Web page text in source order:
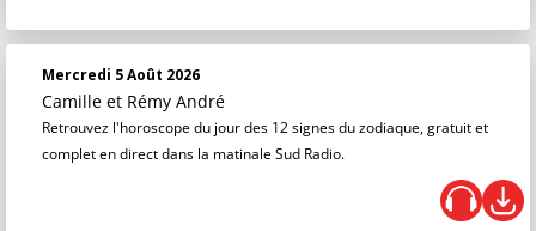
Mercredi 5 Août 2026
Camille et Rémy André
Retrouvez l'horoscope du jour des 12 signes du zodiaque, gratuit et
complet en direct dans la matinale Sud Radio.